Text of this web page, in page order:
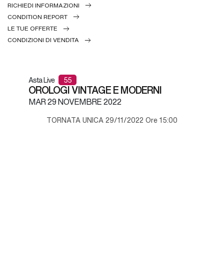
RICHIEDI INFORMAZIONI
CONDITION REPORT
LE TUE OFFERTE
CONDIZIONI DI VENDITA
Asta Live 55
OROLOGI VINTAGE E MODERNI
MAR29 NOVEMBRE 2022
TORNATA UNICA 29/11/2022 Ore 15:00